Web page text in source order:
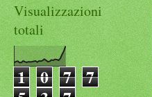
Visualizzazioni
totali
1 0 7 7